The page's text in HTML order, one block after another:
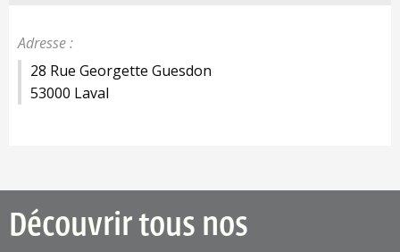
Adresse :
28 Rue Georgette Guesdon
53000 Laval
Découvrir tous nos